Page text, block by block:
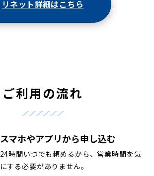
リネット詳細はこちら
ご利用の流れ
スマホやアプリから申し込む
24時間いつでも頼めるから、営業時間を気
にする必要がありません。